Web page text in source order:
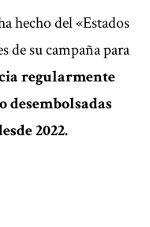
hecho del «Estados
de su campaña para
regularmente
desembolsadas
2022.